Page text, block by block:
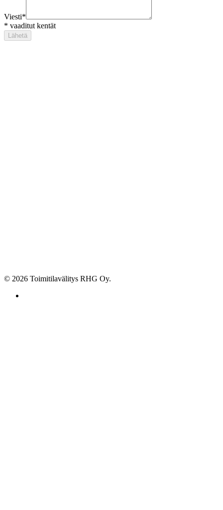
Viesti*
* vaaditut kentät
© 2026 Toimitilavälitys RHG Oy.